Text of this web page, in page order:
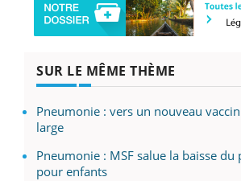
SUR LE MÊME THÈME
Pneumonie : vers un nouveau
large
Pneumonie : MSF salue la baisse du
pour enfants